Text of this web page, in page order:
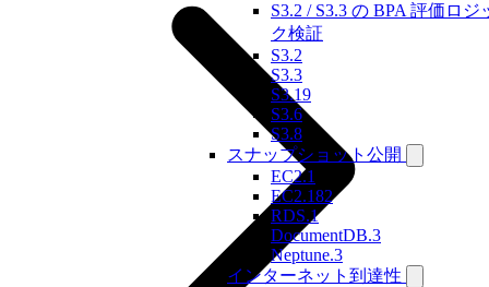
S3.2 / S3.3 の BPA 評価ロジ
ク検証
S3.2
S3.3
S3.19
S3.6
S3.8
スナップショット公開
EC2.1
EC2.182
RDS.1
DocumentDB.3
Neptune.3
インターネット到達性